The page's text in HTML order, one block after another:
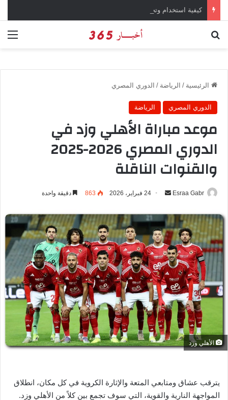
كيفية استخدام وتحميل تطبيق X تويتر سابقاً
الرئيسية / الرياضة / الدوري المصري
الدوري المصري الرياضة
موعد مباراة الأهلي وزد في
الدوري المصري 2026-2025
والقنوات الناقلة
Esraa Gabr
ل
ب
ر
ي
د
ا
إ
ل
ك
ت
24 فبراير، 2026 863 دقيقة واحدة
الأهلي وزد
يترقب عشاق ومتابعي المتعة والإثارة الكروية في كل مكان، انطلاق
المواجهة النارية والقوية، التي سوف تجمع بين كلاً من الأهلي وزد.